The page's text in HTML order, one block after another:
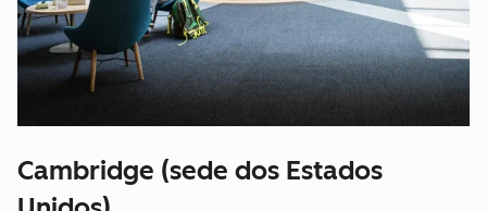
Cambridge (sede dos Estados